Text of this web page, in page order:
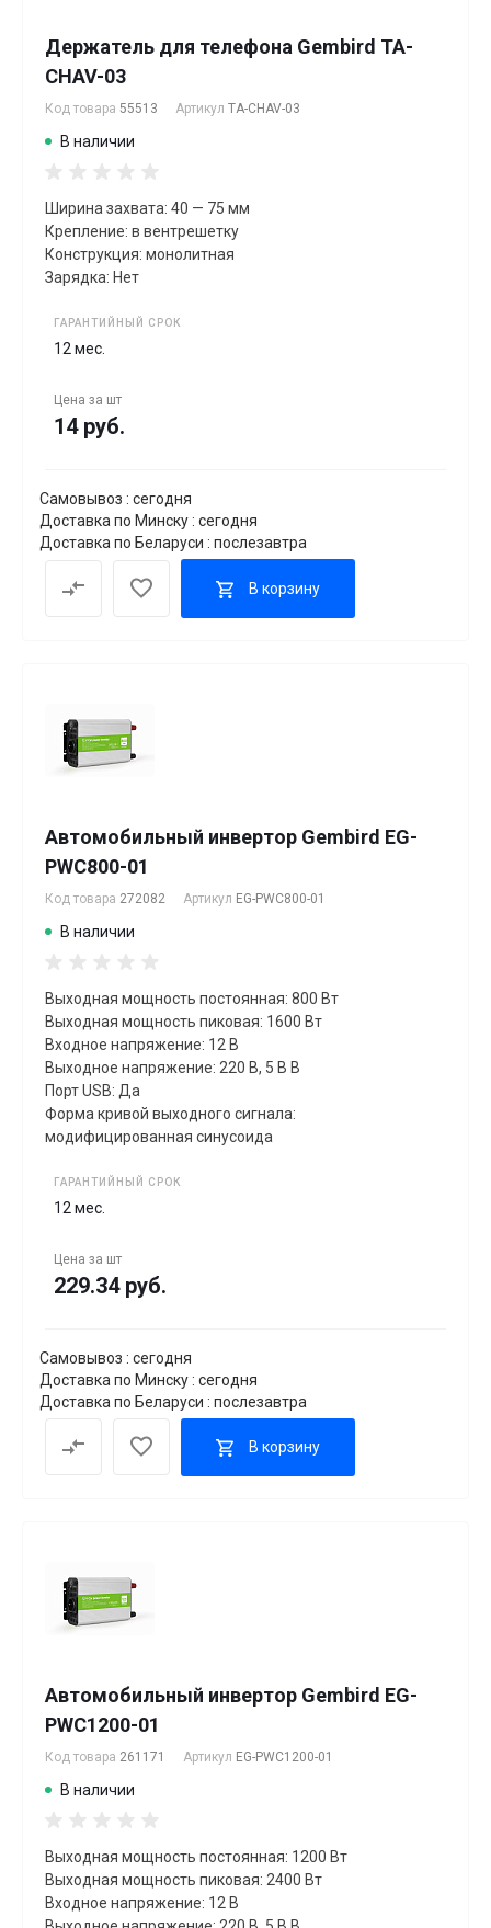
Держатель для телефона Gembird TA-
CHAV-03
Код товара 55513 Артикул TA-CHAV-03
В наличии
Ширина захвата: 40 — 75 мм
Крепление: в вентрешетку
Конструкция: монолитная
Зарядка: Нет
ГАРАНТИЙНЫЙ СРОК
12 мес.
Цена за шт
14 руб.
Самовывоз : сегодня
Доставка по Минску : сегодня
Доставка по Беларуси : послезавтра
В корзину
Автомобильный инвертор Gembird EG-
PWC800-01
Код товара 272082 Артикул EG-PWC800-01
В наличии
Выходная мощность постоянная: 800 Вт
Выходная мощность пиковая: 1600 Вт
Входное напряжение: 12 В
Выходное напряжение: 220 В, 5 В В
Порт USB: Да
Форма кривой выходного сигнала:
модифицированная синусоида
ГАРАНТИЙНЫЙ СРОК
12 мес.
Цена за шт
229.34 руб.
Самовывоз : сегодня
Доставка по Минску : сегодня
Доставка по Беларуси : послезавтра
В корзину
Автомобильный инвертор Gembird EG-
PWC1200-01
Код товара 261171 Артикул EG-PWC1200-01
В наличии
Выходная мощность постоянная: 1200 Вт
Выходная мощность пиковая: 2400 Вт
Входное напряжение: 12 В